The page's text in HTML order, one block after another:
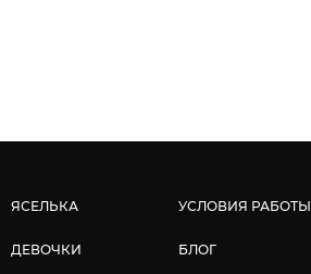
ЯСЕЛЬКА
ДЕВОЧКИ
УСЛОВИЯ РАБОТЫ
БЛОГ